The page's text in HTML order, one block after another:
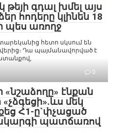
թեյի գդալ խմել այս
հոդերը կլինեն 18
պես առողջ
հետո սկսում են
Դա պայմանավորված է
0
«նշաձողը» էնքան
մեկ
Հ1-ը`փչացած
պատճառով